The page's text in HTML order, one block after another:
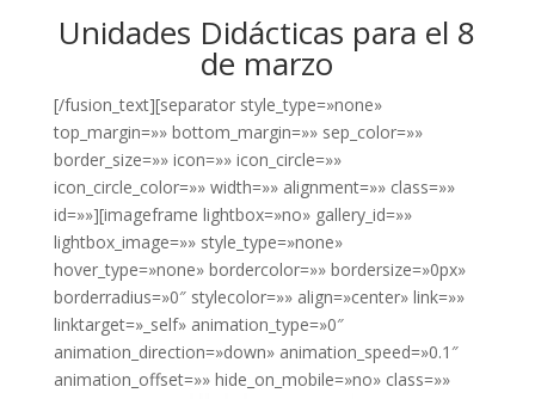
Unidades Didácticas para el 8
de marzo
[/fusion_text][separator style_type=»none»
top_margin=»» bottom_margin=»» sep_color=»»
border_size=»» icon=»» icon_circle=»»
icon_circle_color=»» width=»» alignment=»» class=»»
id=»»][imageframe lightbox=»no» gallery_id=»»
lightbox_image=»» style_type=»none»
hover_type=»none» bordercolor=»» bordersize=»0px»
borderradius=»0″ stylecolor=»» align=»center» link=»»
linktarget=»_self» animation_type=»0″
animation_direction=»down» animation_speed=»0.1″
animation_offset=»» hide_on_mobile=»no» class=»»